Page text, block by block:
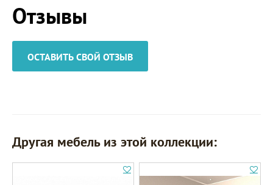
Отзывы
ОСТАВИТЬ СВОЙ ОТЗЫВ
Другая мебель из этой коллекции: